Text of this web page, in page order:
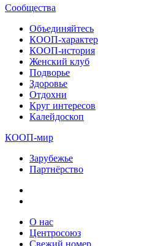
Сообщества
Объединяйтесь
КООП-характер
КООП-история
Женский клуб
Подворье
Здоровье
Отдохни
Круг интересов
Калейдоскоп
КООП-мир
Зарубежье
Партнёрство
О нас
Центросоюз
Свежий номер